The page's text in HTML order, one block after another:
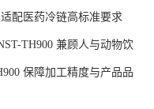
配医药冷链高标准要求
TH900 兼顾人与动物饮
保障加工精度与产品品